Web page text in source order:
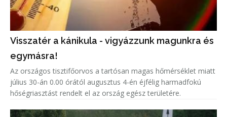
Visszatér a kánikula - vigyázzunk magunkra és
egymásra!
Az országos tisztifőorvos a tartósan magas hőmérséklet miatt
július 30-án 0.00 órától augusztus 4-én éjfélig harmadfokú
hőségriasztást rendelt el az ország egész területére.